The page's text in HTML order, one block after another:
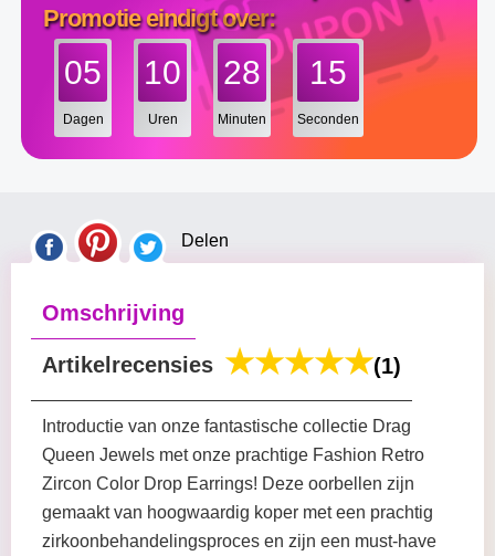
Promotie eindigt over:
05
Dagen
10
Uren
28
Minuten
14
Seconden
Delen
Omschrijving
Artikelrecensies (1)
Introductie van onze fantastische collectie Drag
Queen Jewels met onze prachtige Fashion Retro
Zircon Color Drop Earrings! Deze oorbellen zijn
gemaakt van hoogwaardig koper met een prachtig
zirkoonbehandelingsproces en zijn een must-have